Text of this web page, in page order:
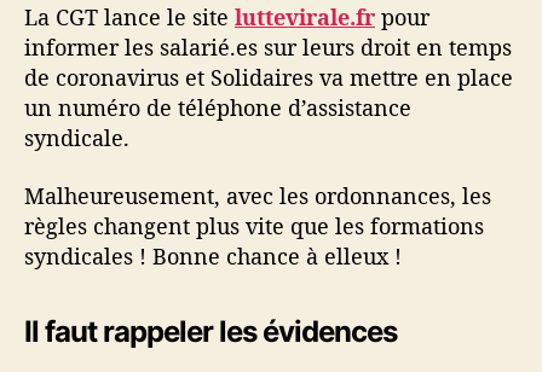
La CGT lance le site luttevirale.fr pour
informer les salarié.es sur leurs droit en temps
de coronavirus et Solidaires va mettre en place
un numéro de téléphone d’assistance
syndicale.
Malheureusement, avec les ordonnances, les
règles changent plus vite que les formations
syndicales ! Bonne chance à elleux !
Il faut rappeler les évidences